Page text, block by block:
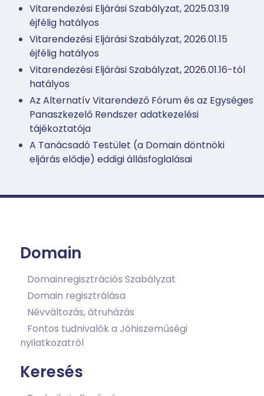
Vitarendezési Eljárási Szabályzat, 2025.03.19
éjfélig hatályos
Vitarendezési Eljárási Szabályzat, 2026.01.15
éjfélig hatályos
Vitarendezési Eljárási Szabályzat, 2026.01.16-tól
hatályos
Az Alternatív Vitarendező Fórum és az Egységes
Panaszkezelő Rendszer adatkezelési
tájékoztatója
A Tanácsadó Testület (a Domain döntnöki
eljárás elődje) eddigi állásfoglalásai
Domain
Domainregisztrációs Szabályzat
Domain regisztrálása
Névváltozás, átruházás
Fontos tudnivalók a Jóhiszeműségi
nyilatkozatról
Keresés